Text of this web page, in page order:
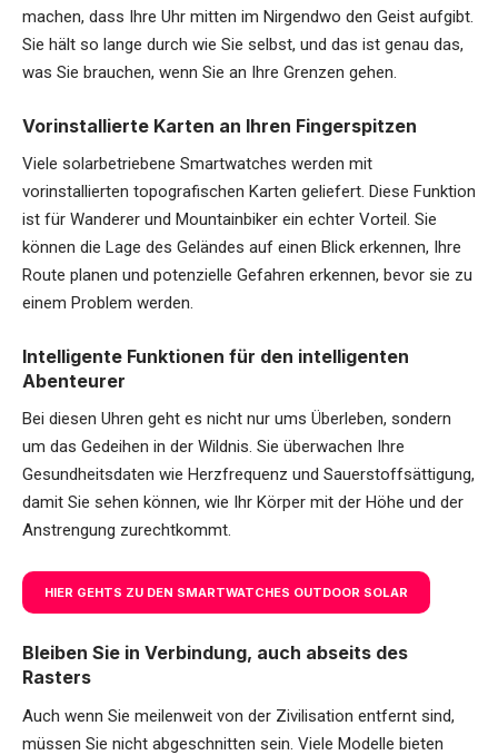
machen, dass Ihre Uhr mitten im Nirgendwo den Geist aufgibt.
Sie hält so lange durch wie Sie selbst, und das ist genau das,
was Sie brauchen, wenn Sie an Ihre Grenzen gehen.
Vorinstallierte Karten an Ihren Fingerspitzen
Viele solarbetriebene Smartwatches werden mit
vorinstallierten topografischen Karten geliefert. Diese Funktion
ist für Wanderer und Mountainbiker ein echter Vorteil. Sie
können die Lage des Geländes auf einen Blick erkennen, Ihre
Route planen und potenzielle Gefahren erkennen, bevor sie zu
einem Problem werden.
Intelligente Funktionen für den intelligenten
Abenteurer
Bei diesen Uhren geht es nicht nur ums Überleben, sondern
um das Gedeihen in der Wildnis. Sie überwachen Ihre
Gesundheitsdaten wie Herzfrequenz und Sauerstoffsättigung,
damit Sie sehen können, wie Ihr Körper mit der Höhe und der
Anstrengung zurechtkommt.
HIER GEHTS ZU DEN SMARTWATCHES OUTDOOR SOLAR
Bleiben Sie in Verbindung, auch abseits des
Rasters
Auch wenn Sie meilenweit von der Zivilisation entfernt sind,
müssen Sie nicht abgeschnitten sein. Viele Modelle bieten